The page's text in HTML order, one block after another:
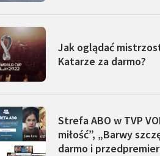
Jak oglądać
Katarze za darmo?
Strefa ABO w TVP
miłość”, „Barwy
darmo i